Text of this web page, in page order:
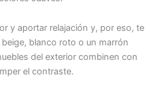
y aportar relajación y, por eso, te
blanco roto o un marrón
del exterior combinen con
el contraste.